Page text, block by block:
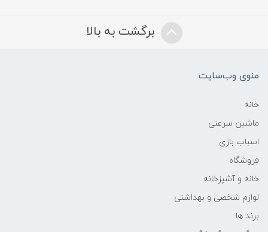
برگشت به بالا
منوی وب‌سایت
خانه
ماشین سرعتی
اسباب بازی
فروشگاه
خانه و آشپزخانه
لوازم شخصی و بهداشتی
برند ها